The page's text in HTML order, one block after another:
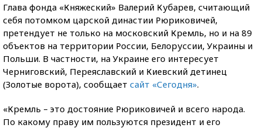
Глава фонда «Княжеский» Валерий Кубарев, считающий
себя потомком царской династии Рюриковичей,
претендует не только на московский Кремль, но и на 89
объектов на территории России, Белоруссии, Украины и
Польши. В частности, на Украине его интересует
Черниговский, Переяславский и Киевский детинец
(Золотые ворота), сообщает сайт «Сегодня».
«Кремль – это достояние Рюриковичей и всего народа.
По какому праву им пользуются президент и его